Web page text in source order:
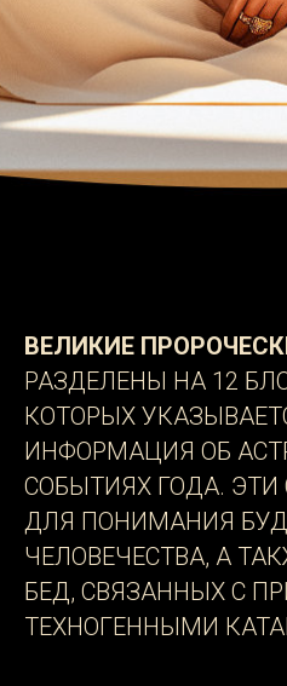
ВЕЛИКИЕ
РАЗДЕЛЕНЫ НА 12
КОТОРЫХ
ИНФОРМАЦИЯ ОБ
СОБЫТИЯХ ГОДА.
ДЛЯ ПОНИМАНИЯ
ЧЕЛОВЕЧЕСТВА, А
БЕД, СВЯЗАННЫХ С
ТЕХНОГЕННЫМИ